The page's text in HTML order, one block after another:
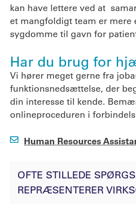
kan have lettere ved at
et mangfoldigt team er
sygdomme til gavn for
Har du brug for
Vi hører meget gerne fra
funktionsnedsættelse, der
din interesse til kende.
onlineproceduren i
Human Resources
OFTE STILLEDE
REPRÆSENTERER